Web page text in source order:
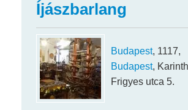
Íjászbarlang
Budapest, 1117,
Budapest,
Frigyes utca 5.